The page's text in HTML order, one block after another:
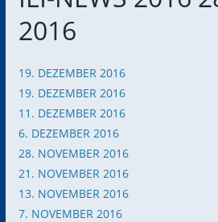
2016
19. DEZEMBER 2016
19. DEZEMBER 2016
11. DEZEMBER 2016
6. DEZEMBER 2016
​28. NOVEMBER 2016
21. NOVEMBER 2016
13. NOVEMBER 2016
7. NOVEMBER 2016